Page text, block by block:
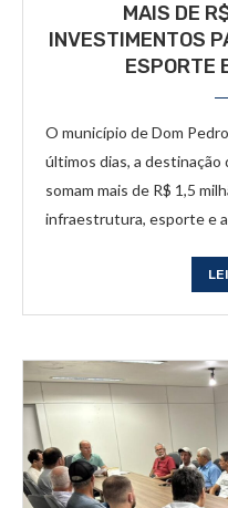
MAIS DE
INVESTIMENTOS
ESPORTE
O município de Dom
últimos dias, a
somam mais de R$ 1,5
infraestrutura, esporte e